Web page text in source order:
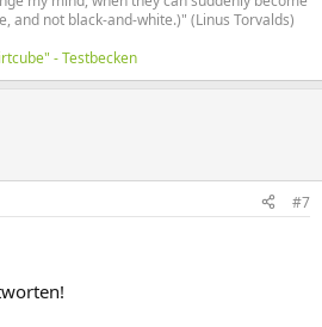
and not black-and-white.)" (Linus Torvalds)
- Testbecken
#7